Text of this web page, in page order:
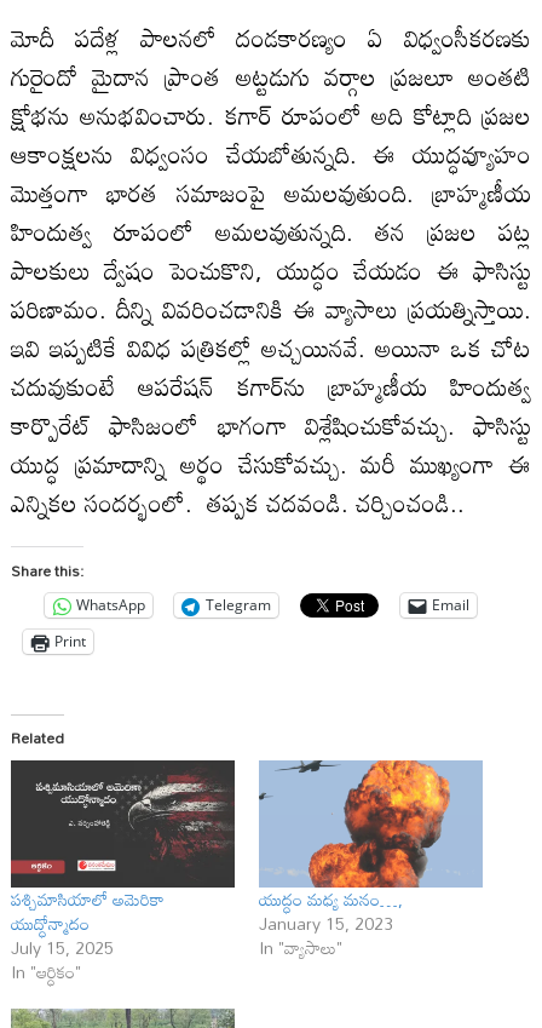
మోదీ పదేళ్ల పాలనలో దండకారణ్యం ఏ విధ్వంసీకరణకు
గురైందో మైదాన ప్రాంత అట్టడుగు వర్గాల ప్రజలూ అంతటి
క్షోభను అనుభవించారు. కగార్‌ రూపంలో అది కోట్లాది ప్రజల
ఆకాంక్షలను విధ్వంసం చేయబోతున్నది. ఈ యుద్ధవ్యూహం
మొత్తంగా భారత సమాజంపై అమలవుతుంది. బ్రాహ్మణీయ
హిందుత్వ రూపంలో అమలవుతున్నది. తన ప్రజల పట్ల
పాలకులు ద్వేషం పెంచుకొని, యుద్ధం చేయడం ఈ ఫాసిస్టు
పరిణామం. దీన్ని వివరించడానికి ఈ వ్యాసాలు ప్రయత్నిస్తాయి.
ఇవి ఇప్పటికే వివిధ పత్రికల్లో అచ్చయినవే. అయినా ఒక చోట
చదువుకుంటే ఆపరేషన్‌ కగార్‌ను బ్రాహ్మణీయ హిందుత్వ
కార్పొరేట్‌ ఫాసిజంలో భాగంగా విశ్లేషించుకోవచ్చు. ఫాసిస్టు
యుద్ధ ప్రమాదాన్ని అర్థం చేసుకోవచ్చు. మరీ ముఖ్యంగా ఈ
ఎన్నికల సందర్భంలో. తప్పక చదవండి. చర్చించండి..
Share this:
WhatsApp Telegram
Email
Print
Related
పశ్చిమాసియాలో అమెరికా
యుద్ధోన్మాదం
July 15, 2025
In "ఆర్ధికం"
యుద్ధం మధ్య మనం…,
January 15, 2023
In "వ్యాసాలు"